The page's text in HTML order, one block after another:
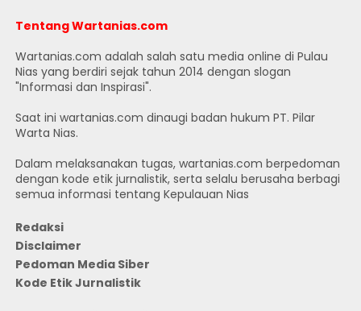
Tentang Wartanias.com
Wartanias.com adalah salah satu media online di Pulau
Nias yang berdiri sejak tahun 2014 dengan slogan
"Informasi dan Inspirasi".
Saat ini wartanias.com dinaugi badan hukum PT. Pilar
Warta Nias.
Dalam melaksanakan tugas, wartanias.com berpedoman
dengan kode etik jurnalistik, serta selalu berusaha berbagi
semua informasi tentang Kepulauan Nias
Redaksi
Disclaimer
Pedoman Media Siber
Kode Etik Jurnalistik